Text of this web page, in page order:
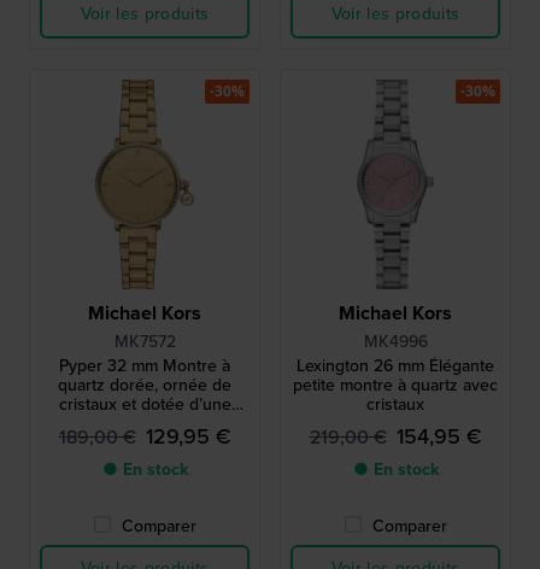
Voir les produits
Voir les produits
Michael Kors
MK7572
Pyper 32 mm Montre à
quartz dorée, ornée de
cristaux et dotée d’une
couronne pendentif unique
189,00 € 129,95 €
● En stock
Comparer
-30%
Michael Kors
MK4996
Lexington 26 mm Élégante
petite montre à quartz avec
cristaux
219,00 € 154,95 €
● En stock
Comparer
-30%